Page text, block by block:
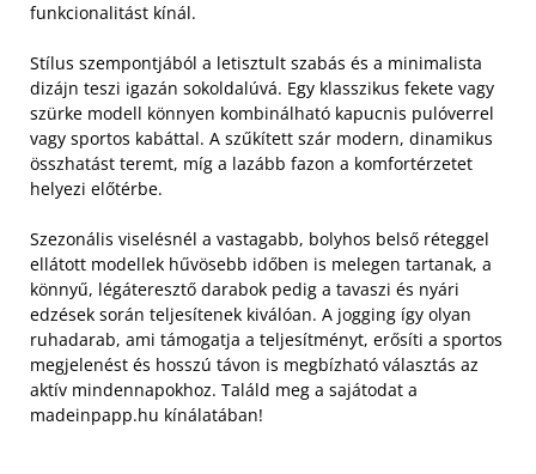
funkcionalitást kínál.
Stílus szempontjából a letisztult szabás és a minimalista
dizájn teszi igazán sokoldalúvá. Egy klasszikus fekete vagy
szürke modell könnyen kombinálható kapucnis pulóverrel
vagy sportos kabáttal. A szűkített szár modern, dinamikus
összhatást teremt, míg a lazább fazon a komfortérzetet
helyezi előtérbe.
Szezonális viselésnél a vastagabb, bolyhos belső réteggel
ellátott modellek hűvösebb időben is melegen tartanak, a
könnyű, légáteresztő darabok pedig a tavaszi és nyári
edzések során teljesítenek kiválóan. A jogging így olyan
ruhadarab, ami támogatja a teljesítményt, erősíti a sportos
megjelenést és hosszú távon is megbízható választás az
aktív mindennapokhoz. Találd meg a sajátodat a
madeinpapp.hu kínálatában!